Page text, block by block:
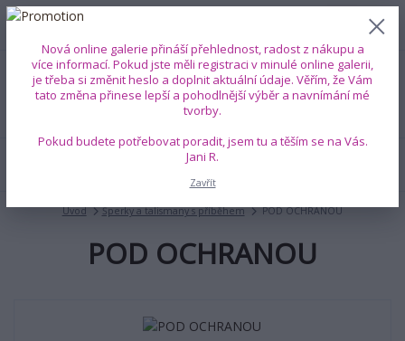
Menu
+420 739 353 708 0 ks
0 Kč
Úvod Šperky a talismany s příběhem POD OCHRANOU
POD OCHRANOU
Nová online galerie přináší přehlednost, radost z nákupu a
více informací. Pokud jste měli registraci v minulé online galerii,
je třeba si změnit heslo a doplnit aktuální údaje. Věřím, že Vám
tato změna přinese lepší a pohodlnější výběr a navnímání mé
tvorby.
Pokud budete potřebovat poradit, jsem tu a těším se na Vás.
Jani R.
Zavřít